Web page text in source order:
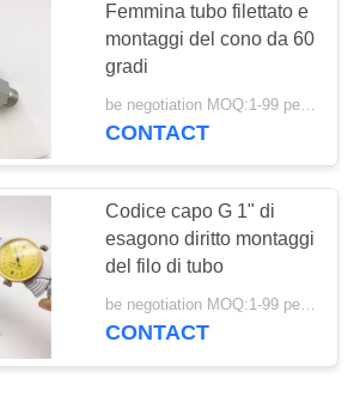
metrici del
33
99
Femmina tubo filettato e
montaggi del cono da 60
gradi
be negotiation MOQ:1-99 pezzi
CONTACT
Codice capo G 1" di
esagono diritto montaggi
del filo di tubo
be negotiation MOQ:1-99 pezzi
CONTACT